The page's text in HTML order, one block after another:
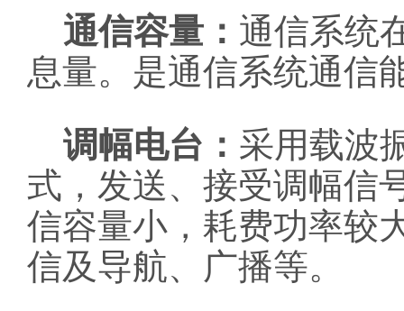
通信容量： 通信系统
息量。是通信系统通信
调幅电台： 采用载波
式，发送、接受调幅信
信容量小，耗费功率较
信及导航、广播等。